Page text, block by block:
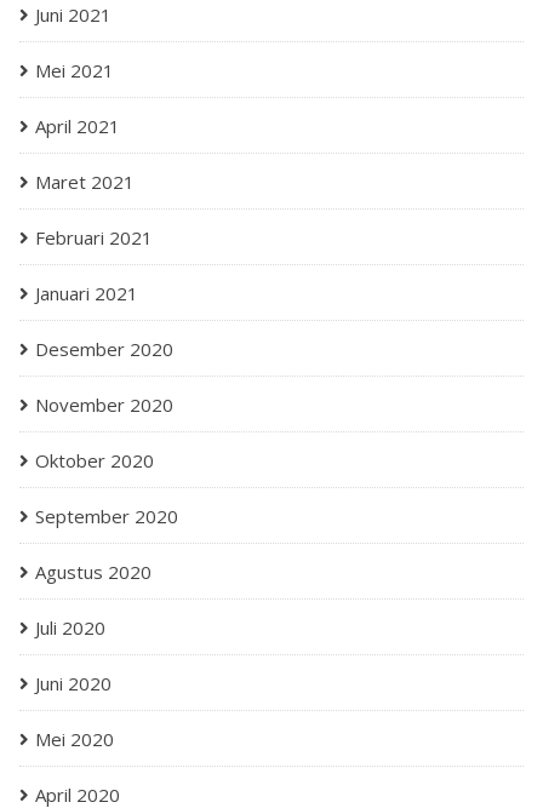
Juni 2021
Mei 2021
April 2021
Maret 2021
Februari 2021
Januari 2021
Desember 2020
November 2020
Oktober 2020
September 2020
Agustus 2020
Juli 2020
Juni 2020
Mei 2020
April 2020